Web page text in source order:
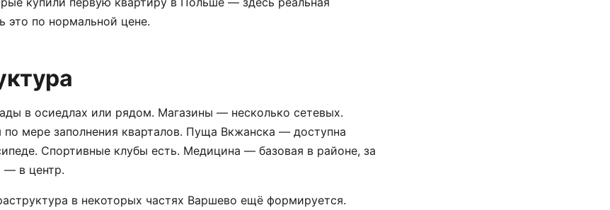
это по нормальной цене.
в осиедлах или рядом. Магазины — несколько сетевых.
мере заполнения кварталов. Пуща Вкжанска — доступна
Спортивные клубы есть. Медицина — базовая в районе, за
— в центр.
в некоторых частях Варшево ещё формируется.